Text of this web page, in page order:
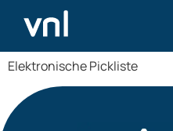
EPL
Elektronische Pickliste